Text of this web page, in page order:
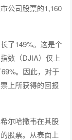
公司股票的1,160
了149%。这是个
数（DJIA）仅上
。因此，对于
上所获得的回报
尔哈撒韦在其股
股票。从表面上